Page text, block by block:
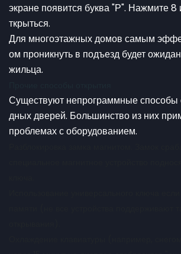
экране появится буква "Р". Нажмите
ткрыться.
Для многоэтажных домов самым
ом проникнуть в подъезд будет
жильца.
Существуют непрограммные способы
дных дверей. Большинство из них
проблемах с оборудованием.